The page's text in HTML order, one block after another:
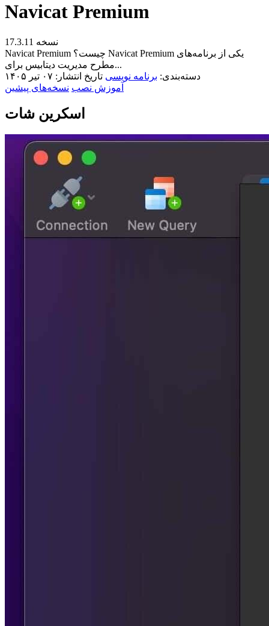
Navicat Premium
نسخه 17.3.11
Navicat Premium چیست؟ Navicat Premium یکی از برنامه‌های
مطرح مدیریت دیتابیس برای...
دسته‌بندی: برنامه نویسی تاریخ انتشار: ۰۷ تیر ۱۴۰۵
آموزش نصب نسخه‌های پیشین
اسکرین شات